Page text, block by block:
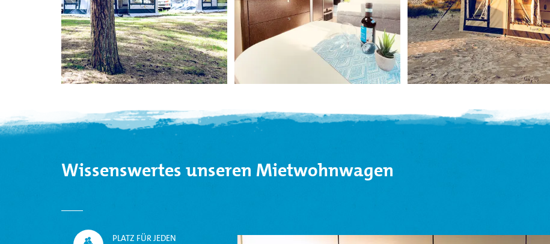
Wissenswertes unseren Mietwohnwagen
PLATZ FÜR JEDEN